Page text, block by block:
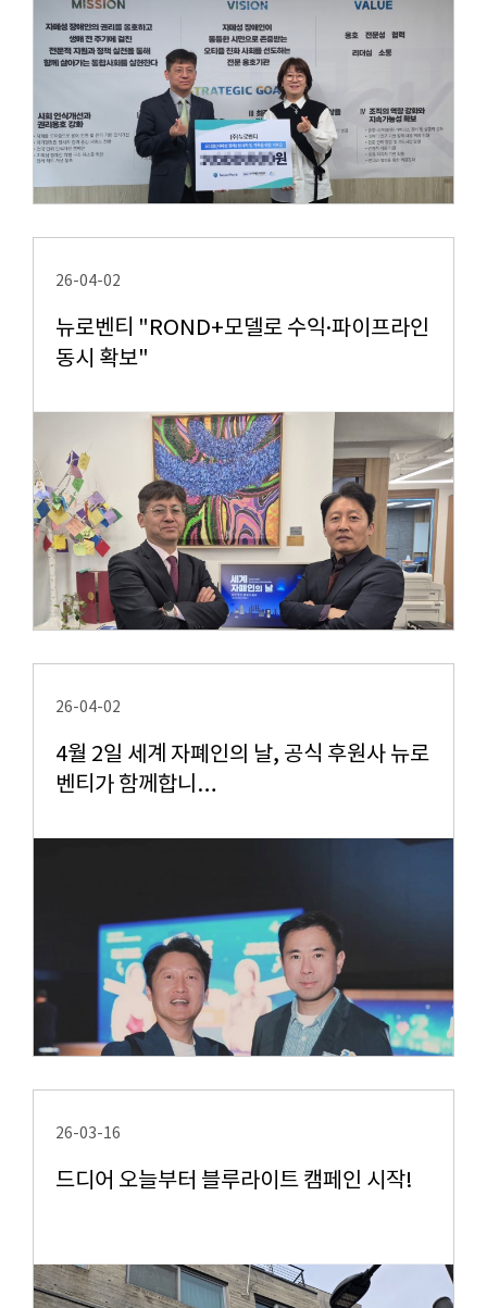
26-04-02
뉴로벤티 "ROND+모델로 수익·파이프라인
동시 확보"
26-04-02
4월 2일 세계 자폐인의 날, 공식 후원사 뉴로
벤티가 함께합니…
26-03-16
드디어 오늘부터 블루라이트 캠페인 시작!